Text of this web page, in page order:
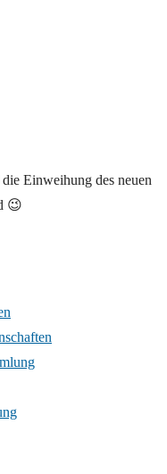
Einweihung des neuen
😉